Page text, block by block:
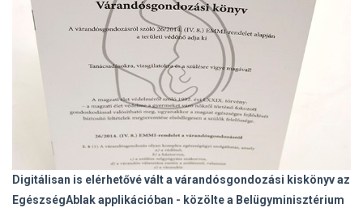
Digitálisan is elérhetővé vált a várandósgondozási kiskönyv az
EgészségAblak applikációban - közölte a Belügyminisztérium